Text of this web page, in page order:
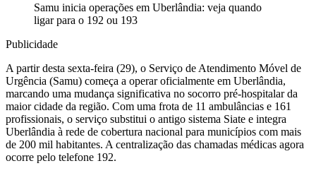
Samu inicia operações em Uberlândia: veja quando
ligar para o 192 ou 193
Publicidade
A partir desta sexta-feira (29), o Serviço de Atendimento Móvel de
Urgência (Samu) começa a operar oficialmente em Uberlândia,
marcando uma mudança significativa no socorro pré-hospitalar da
maior cidade da região. Com uma frota de 11 ambulâncias e 161
profissionais, o serviço substitui o antigo sistema Siate e integra
Uberlândia à rede de cobertura nacional para municípios com mais
de 200 mil habitantes. A centralização das chamadas médicas agora
ocorre pelo telefone 192.